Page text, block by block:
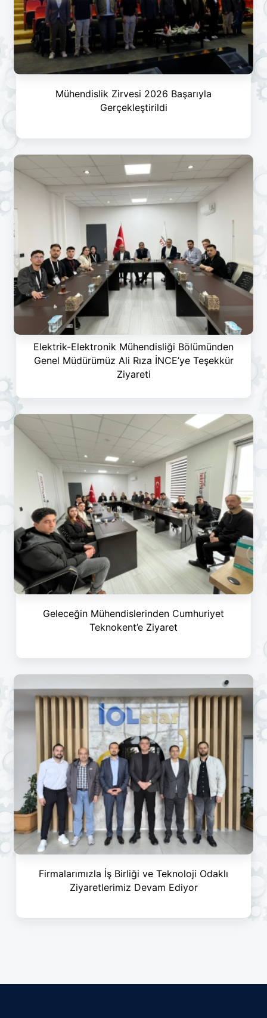
Mühendislik Zirvesi 2026 Başarıyla
Gerçekleştirildi
Elektrik-Elektronik Mühendisliği Bölümünden
Genel Müdürümüz Ali Rıza İNCE’ye Teşekkür
Ziyareti
Geleceğin Mühendislerinden Cumhuriyet
Teknokent’e Ziyaret
Firmalarımızla İş Birliği ve Teknoloji Odaklı
Ziyaretlerimiz Devam Ediyor